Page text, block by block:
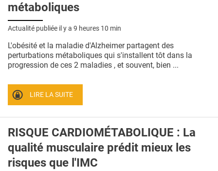
L'APP
PUBLICITÉ
CONTACT
métaboliques
Actualité publiée il y a 9 heures 10 min
L'obésité et la maladie d'Alzheimer partagent des
perturbations métaboliques qui s'installent tôt dans la
progression de ces 2 maladies , et souvent, bien ...
LIRE LA SUITE
RISQUE CARDIOMÉTABOLIQUE : La
qualité musculaire prédit mieux les
risques que l'IMC